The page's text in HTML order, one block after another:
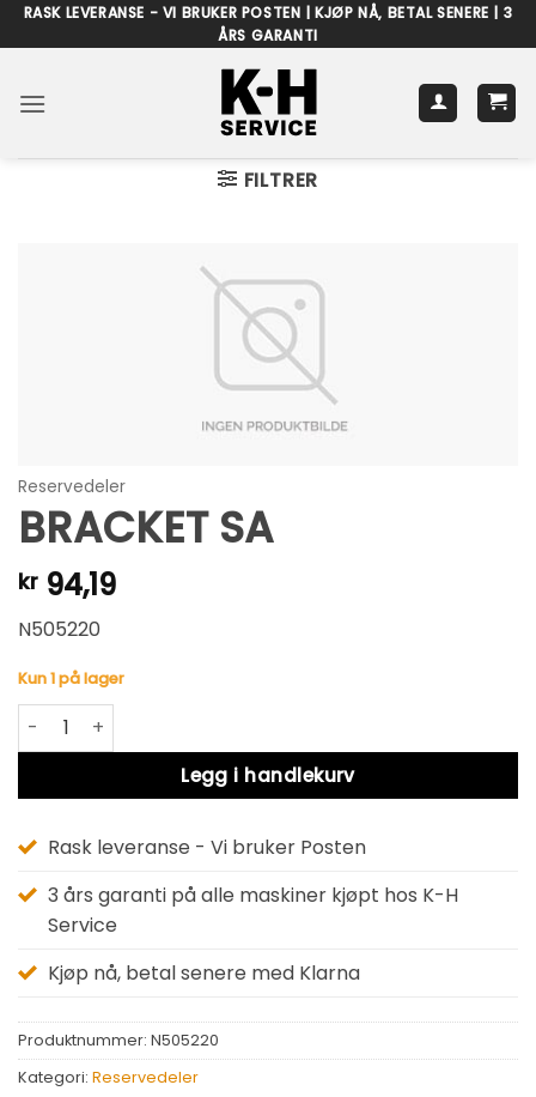
Skip
to
RASK LEVERANSE - VI BRUKER POSTEN | KJØP NÅ, BETAL SENERE | 3
ÅRS GARANTI
FILTRER
Reservedeler
BRACKET SA
kr 94,19
N505220
Kun 1 på lager
BRACKET SA antall
Legg i handlekurv
Alternative:
Rask leveranse - Vi bruker Posten
3 års garanti på alle maskiner kjøpt hos K-H
Service
Kjøp nå, betal senere med Klarna
Produktnummer: N505220
Kategori: Reservedeler